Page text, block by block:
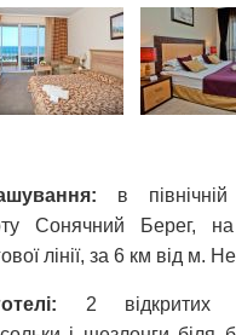
в північній
Сонячний Берег,
лінії, за 6 км від м.
2 відкритих